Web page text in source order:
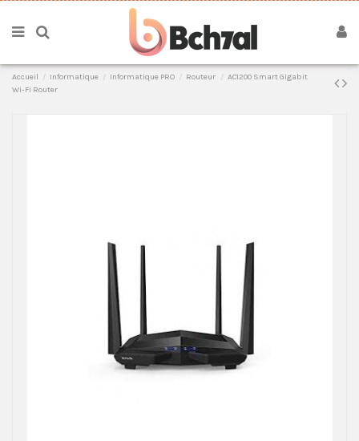
Accueil Informatique Informatique PRO Routeur
AC1200 Smart Gigabit
Wi-Fi Router